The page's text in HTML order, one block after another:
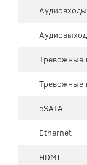
Аудиовходы
Тревожные
Тревожные
eSATA
Ethernet
HDMI